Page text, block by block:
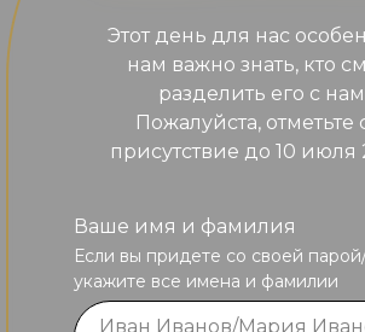
Этот день для нас
нам важно знать, кто
разделить его с
Пожалуйста, отметьте
присутствие до 10 июля
Ваше имя и фамилия
Если вы придете со своей
укажите все имена и фамилии